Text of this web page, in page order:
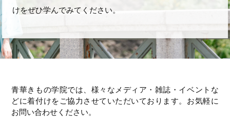
けをぜひ学んでみてください。
青華きもの学院では、様々なメディア・雑誌・イベントな
どに着付けをご協力させていただいております。お気軽に
お問い合わせください。